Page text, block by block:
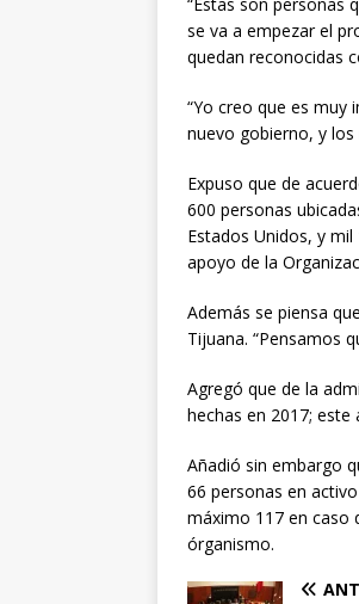
“Estas son personas
se va a empezar el
quedan reconocidas
“Yo creo que es
nuevo gobierno, y
Expuso que de
600 personas
Estados Unidos, y
apoyo de la
Además se piensa
Tijuana. “Pensamos
Agregó que de la
hechas en 2017; este
Añadió sin embargo
66 personas en
máximo 117 en caso
órganismo.